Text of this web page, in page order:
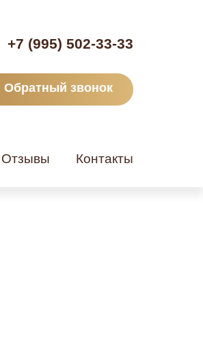
+7 (995) 502-33-33
Обратный звонок
Отзывы Контакты